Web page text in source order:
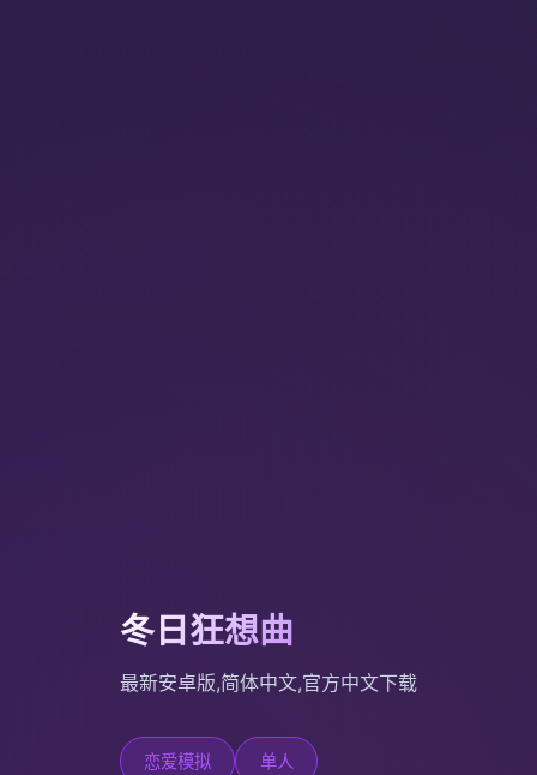
冬日狂想曲
最新安卓版,简体中文,官方中文下载
恋爱模拟 单人